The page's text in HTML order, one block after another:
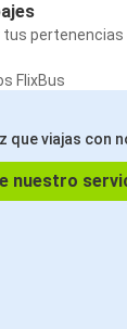
tus
FlixBus
que viajas con
nuestro